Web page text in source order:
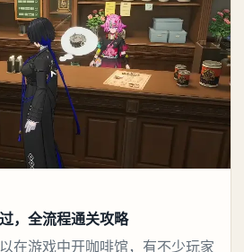
动位移，快速翻越建筑外墙、直
，全流程通关攻略
在游戏中开咖啡馆，有不少玩家